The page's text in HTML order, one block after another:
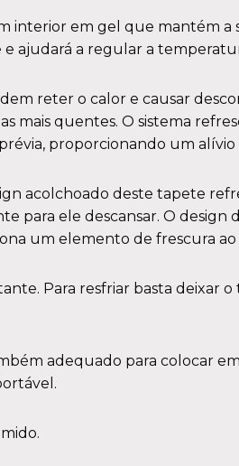
interior em gel que mantém a
e ajudará a regular a
reter o calor e causar
mais quentes. O sistema
proporcionando um
acolchoado deste tapete
para ele descansar. O
um elemento de frescura
Para resfriar basta
adequado para colocar